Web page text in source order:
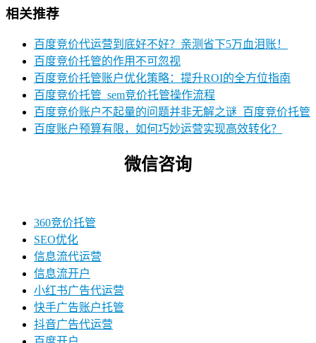
相关推荐
百度竞价代运营到底好不好？亲测省下5万血泪账！
百度竞价托管的作用不可忽视
百度竞价托管账户优化策略：提升ROI的全方位指南
百度竞价托管_sem竞价托管操作流程
百度竞价账户不起量的问题并非无解之谜_百度竞价托管
百度账户预算有限，如何巧妙运营实现高效转化？
微信咨询
360竞价托管
SEO优化
信息流代运营
信息流开户
小红书广告代运营
快手广告账户托管
抖音广告代运营